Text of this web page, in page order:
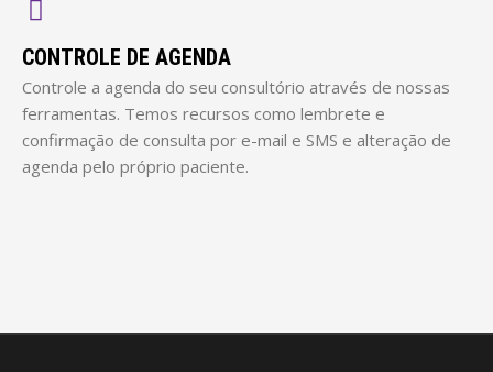
CONTROLE DE AGENDA
Controle a agenda do seu consultório através de nossas
ferramentas. Temos recursos como lembrete e
confirmação de consulta por e-mail e SMS e alteração de
agenda pelo próprio paciente.